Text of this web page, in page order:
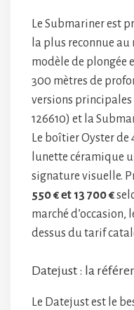
Le Submariner est
la plus reconnue au
modèle de plongée
300 mètres de
versions principales
126610) et la
Le boîtier Oyster de
lunette céramique
signature visuelle.
550 € et 13 700 €
marché
dessus du tarif
Datejust : la
Le Datejust est le